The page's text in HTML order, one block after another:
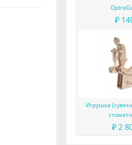
₽
Игрушка
₽ 2